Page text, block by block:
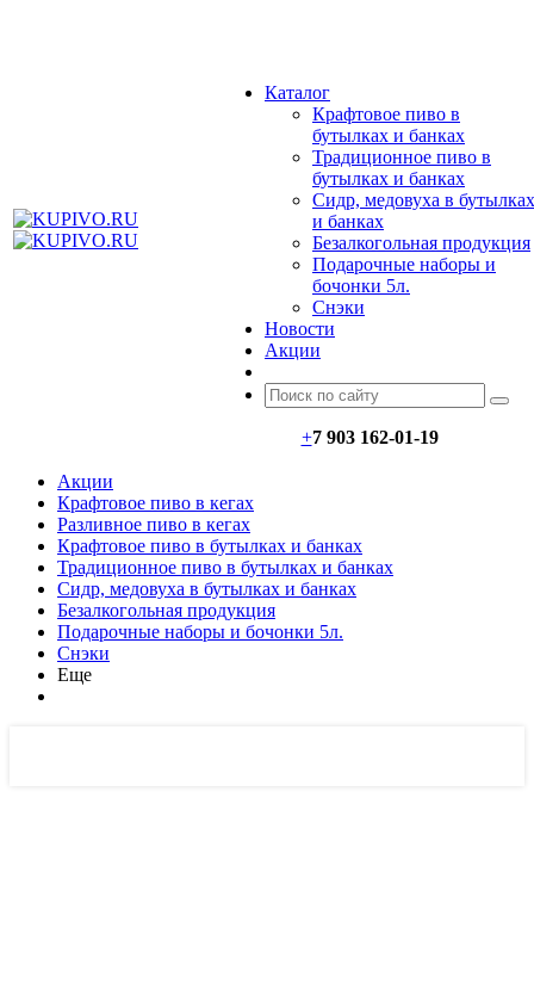
Каталог
Крафтовое пиво в
бутылках и банках
Традиционное пиво в
бутылках и банках
Сидр, медовуха в бутылках
и банках
Безалкогольная продукция
Подарочные наборы и
бочонки 5л.
Снэки
Новости
Акции
+7 903 162-01-19
Акции
Крафтовое пиво в кегах
Разливное пиво в кегах
Крафтовое пиво в бутылках и банках
Традиционное пиво в бутылках и банках
Сидр, медовуха в бутылках и банках
Безалкогольная продукция
Подарочные наборы и бочонки 5л.
Снэки
Еще